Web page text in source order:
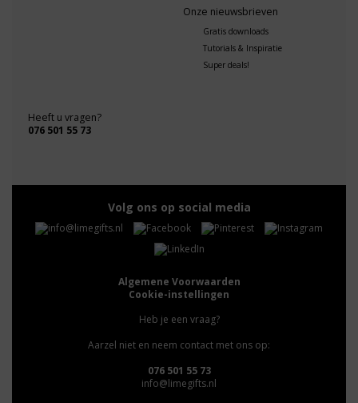
Onze nieuwsbrieven
Gratis downloads
Tutorials & Inspiratie
Super deals!
Heeft u vragen?
076 501 55 73
Volg ons op social media
Algemene Voorwaarden
Cookie-instellingen
Heb je een vraag?
Aarzel niet en neem contact met ons op:
076 501 55 73
info@limegifts.nl